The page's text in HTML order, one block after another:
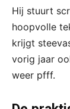
Hij stuurt
hoopvolle
krijgt
vorig jaar
weer pfff.